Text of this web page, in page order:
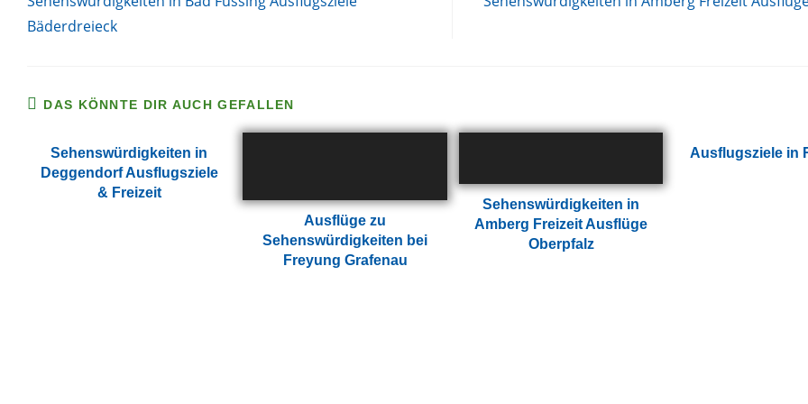
ansehen
Bäderdreieck
DAS KÖNNTE DIR AUCH GEFALLEN
Sehenswürdigkeiten in
Deggendorf Ausflugsziele
& Freizeit
Ausflüge zu
Sehenswürdigkeiten bei
Freyung Grafenau
Sehenswürdigkeiten in
Amberg Freizeit Ausflüge
Oberpfalz
Ausflugsziele in